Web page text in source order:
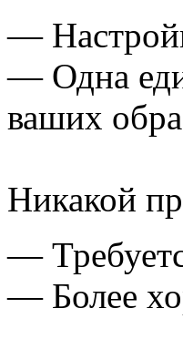
—
— Одна
ваших
Никакой
—
— Более